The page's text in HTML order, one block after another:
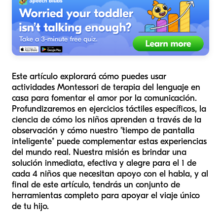
Este artículo explorará cómo puedes usar
actividades Montessori de terapia del lenguaje en
casa para fomentar el amor por la comunicación.
Profundizaremos en ejercicios táctiles específicos, la
ciencia de cómo los niños aprenden a través de la
observación y cómo nuestro "tiempo de pantalla
inteligente" puede complementar estas experiencias
del mundo real. Nuestra misión es brindar una
solución inmediata, efectiva y alegre para el 1 de
cada 4 niños que necesitan apoyo con el habla, y al
final de este artículo, tendrás un conjunto de
herramientas completo para apoyar el viaje único
de tu hijo.